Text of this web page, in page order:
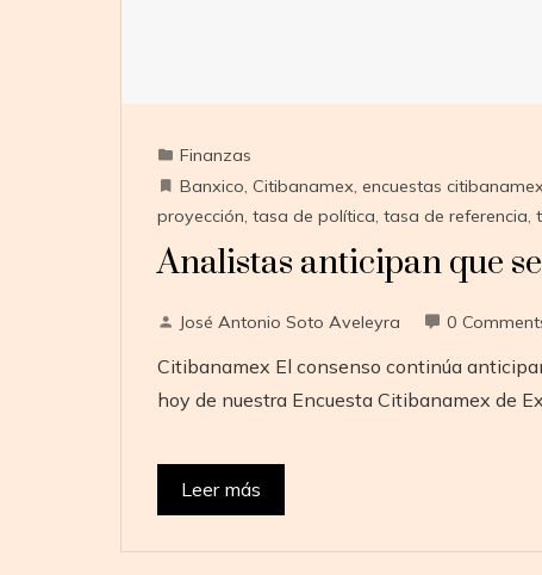
Finanzas
Banxico, Citibanamex, encuestas
proyección, tasa de política, tasa de referencia,
Analistas anticipan que
José Antonio Soto Aveleyra 0
Citibanamex El consenso continúa
hoy de nuestra Encuesta Citibanamex de
Leer más